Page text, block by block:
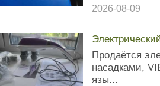
2026-08-09
Продаётся
насадками,
язы...